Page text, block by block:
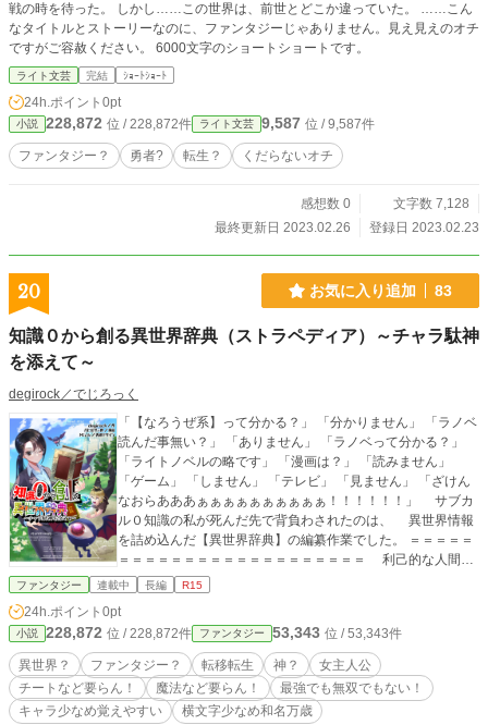
戦の時を待った。 しかし……この世界は、前世とどこか違っていた。 ……こん
なタイトルとストーリーなのに、ファンタジーじゃありません。見え見えのオチ
ですがご容赦ください。 6000文字のショートショートです。
ライト文芸 完結 ｼｮｰﾄｼｮｰﾄ
24h.ポイント 0pt
小説 228,872 位 / 228,872件 ライト文芸 9,587 位 / 9,587件
ファンタジー？ 勇者? 転生？ くだらないオチ
感想数 0
文字数 7,128
最終更新日 2023.02.26
登録日 2023.02.23
20 お気に入り追加 83
知識０から創る異世界辞典（ストラペディア）～チャラ駄神
を添えて～
degirock／でじろっく
「【なろうぜ系】って分かる？」 「分かりません」 「ラノベ
読んだ事無い？」 「ありません」 「ラノベって分かる？」
「ライトノベルの略です」 「漫画は？」 「読みません」
「ゲーム」 「しません」 「テレビ」 「見ません」 「ざけん
なおらあああぁぁぁぁぁぁぁぁぁぁ！！！！！！」 サブカ
ル０知識の私が死んだ先で背負わされたのは、 異世界情報
を詰め込んだ【異世界辞典】の編纂作業でした。 ＝＝＝＝＝
＝＝＝＝＝＝＝＝＝＝＝＝＝＝＝＝＝＝＝ 利己的な人間に
歪まされた自分の居場所を守る為に、私は私の正しさを貫く
己的な人間により私の人生は幕を下ろした。 …違う。本当
に利己的であったのは、紛まぎれも無く、私だ。間違えてし
まったのだ。私は。その事実だけは間違えてはならない。
「……私は確かに、正しさという物を間違えました」 「そう
だよなァ！？ 綺麗事はやめようよ、ねェ！ キミは正義の
味方でも何でもないでしょォ！？」 我が意を得たり、と言
ファンタジー 連載中 長編 R15
24h.ポイント 0pt
小説 228,872 位 / 228,872件 ファンタジー 53,343 位 / 53,343件
異世界？ ファンタジー？ 転移転生 神？
女主人公
チートなど要らん！
魔法など要らん！
最強でも無双でもない！
キャラ少なめ覚えやすい
横文字少なめ和名万歳